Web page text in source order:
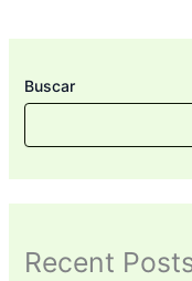
Buscar
Recent